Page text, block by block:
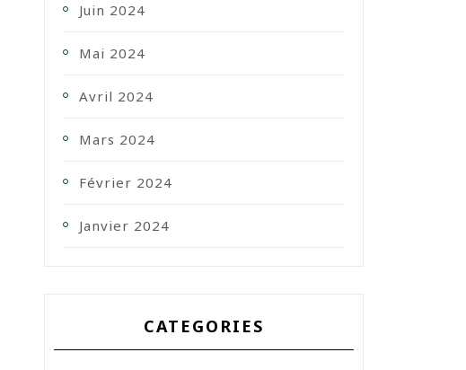
Juin 2024
Mai 2024
Avril 2024
Mars 2024
Février 2024
Janvier 2024
CATEGORIES